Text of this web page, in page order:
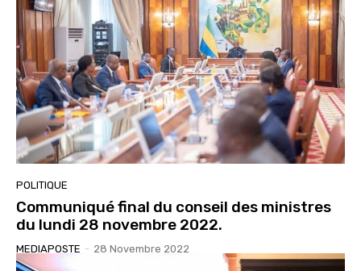
POLITIQUE
Communiqué final du conseil des ministres
du lundi 28 novembre 2022.
MEDIAPOSTE - 28 Novembre 2022